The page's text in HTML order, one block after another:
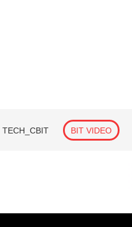
TECH_СВІТ BIT VIDEO